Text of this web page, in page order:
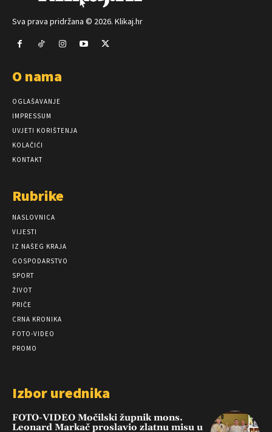
Sva prava pridržana © 2026. Klikaj.hr
O nama
OGLAŠAVANJE
IMPRESSUM
UVJETI KORIŠTENJA
KOLAČIĆI
KONTAKT
Rubrike
NASLOVNICA
VIJESTI
IZ NAŠEG KRAJA
GOSPODARSTVO
SPORT
ŽIVOT
PRIČE
CRNA KRONIKA
FOTO-VIDEO
PROMO
Izbor urednika
FOTO-VIDEO Močilski župnik mons.
Leonard Markač proslavio zlatnu misu u